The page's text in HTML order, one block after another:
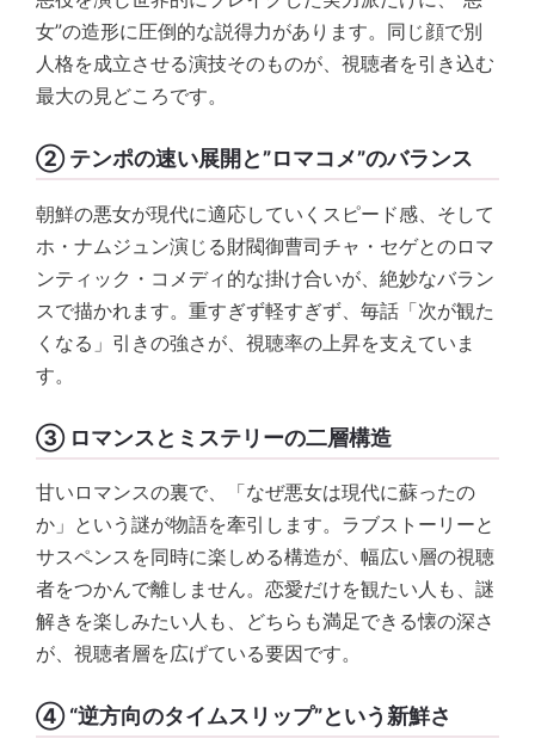
女”の造形に圧倒的な説得力があります。同じ顔で別
人格を成立させる演技そのものが、視聴者を引き込む
最大の見どころです。
② テンポの速い展開と”ロマコメ”のバランス
朝鮮の悪女が現代に適応していくスピード感、そして
ホ・ナムジュン演じる財閥御曹司チャ・セゲとのロマ
ンティック・コメディ的な掛け合いが、絶妙なバラン
スで描かれます。重すぎず軽すぎず、毎話「次が観た
くなる」引きの強さが、視聴率の上昇を支えていま
す。
③ ロマンスとミステリーの二層構造
甘いロマンスの裏で、「なぜ悪女は現代に蘇ったの
か」という謎が物語を牽引します。ラブストーリーと
サスペンスを同時に楽しめる構造が、幅広い層の視聴
者をつかんで離しません。恋愛だけを観たい人も、謎
解きを楽しみたい人も、どちらも満足できる懐の深さ
が、視聴者層を広げている要因です。
④ “逆方向のタイムスリップ”という新鮮さ